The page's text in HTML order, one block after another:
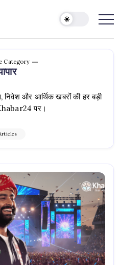
Category
निवेश और आर्थिक खबरों की हर बड़ी
पर।